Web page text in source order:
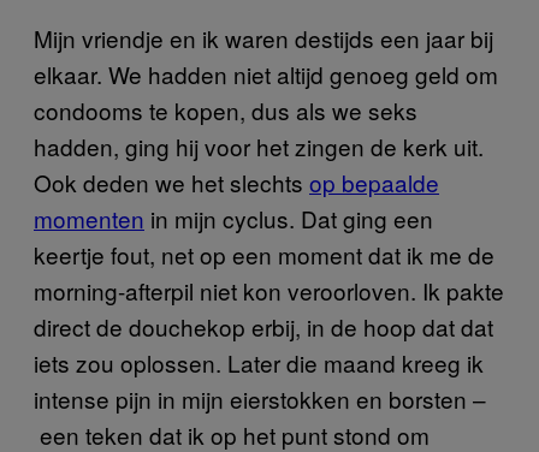
Mijn vriendje en ik waren destijds een jaar bij
elkaar. We hadden niet altijd genoeg geld om
condooms te kopen, dus als we seks
hadden, ging hij voor het zingen de kerk uit.
Ook deden we het slechts op bepaalde
momenten in mijn cyclus. Dat ging een
keertje fout, net op een moment dat ik me de
morning-afterpil niet kon veroorloven. Ik pakte
direct de douchekop erbij, in de hoop dat dat
iets zou oplossen. Later die maand kreeg ik
intense pijn in mijn eierstokken en borsten –
een teken dat ik op het punt stond om